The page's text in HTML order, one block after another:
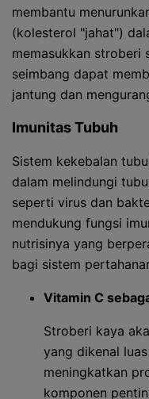
membantu
(kolesterol "jahat")
memasukkan stroberi
seimbang dapat
jantung dan
Imunitas Tubuh
Sistem kekebalan
dalam melindungi
seperti virus dan
mendukung fungsi
nutrisinya yang
bagi sistem
Vitamin C
Stroberi kaya
yang dikenal
meningkatkan
komponen